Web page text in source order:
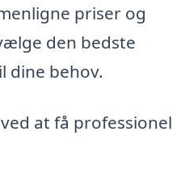
priser og
den bedste
dine behov.
at få professionel